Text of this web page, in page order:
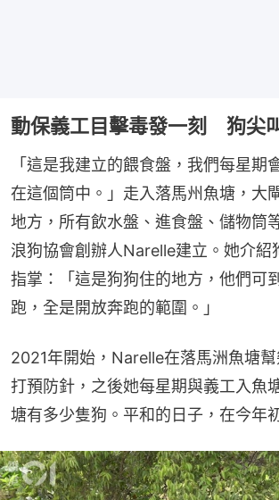
動保義工目擊毒發一刻 狗尖
「這是我建立的餵食盤，我們每星期
在這個筒中。」走入落馬州魚塘，大
地方，所有飲水盤、進食盤、儲物筒
浪狗協會創辦人Narelle建立。她介紹
指掌：「這是狗狗住的地方，他們可
跑，全是開放奔跑的範圍。」
2021年開始，Narelle在落馬洲魚塘
打預防針，之後她每星期與義工入魚
塘有多少隻狗。平和的日子，在今年